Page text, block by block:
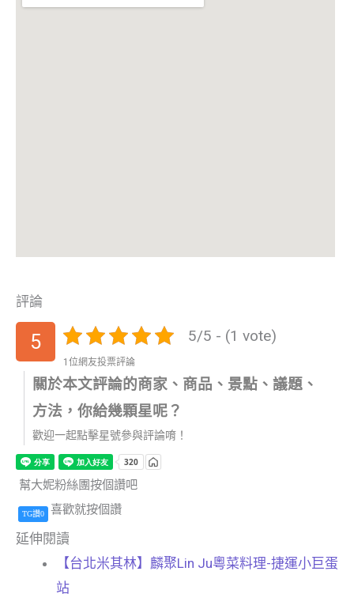
評論
5 5/5 - (1 vote)
1位網友投票評論
關於本文評論的商家、商品、景點、議題、
方法，你給幾顆星呢？
歡迎一起點擊星號參與評論唷！
幫大妮粉絲團按個讚吧
TG讚0 喜歡就按個讚
延伸閱讀
【台北米其林】麟聚Lin Ju粵菜料理-捷運小巨蛋
站